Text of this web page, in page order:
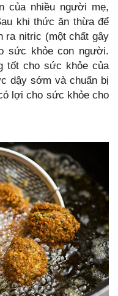
của nhiều người mẹ,
khi thức ăn thừa để
ra nitric (một chất gây
sức khỏe con người.
tốt cho sức khỏe của
dậy sớm và chuẩn bị
lợi cho sức khỏe cho